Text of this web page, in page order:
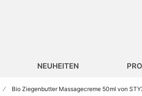
NEUHEITEN
Bio Ziegenbutter Massagecreme 50ml von